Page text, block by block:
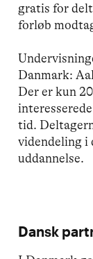
gratis for
forløb
Danmark:
Der er kun
tid.
videndeling i
uddannelse.
Dansk